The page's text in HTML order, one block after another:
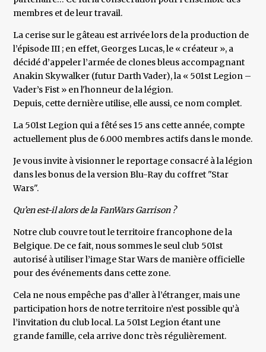
membres et de leur travail.
La cerise sur le gâteau est arrivée lors de la production de
l’épisode III ; en effet, Georges Lucas, le « créateur », a
décidé d’appeler l’armée de clones bleus accompagnant
Anakin Skywalker (futur Darth Vader), la « 501st Legion –
Vader’s Fist » en l'honneur de la légion.
Depuis, cette dernière utilise, elle aussi, ce nom complet.
La 501st Legion qui a fêté ses 15 ans cette année, compte
actuellement plus de 6.000 membres actifs dans le monde.
Je vous invite à visionner le reportage consacré à la légion
dans les bonus de la version Blu-Ray du coffret "Star
Wars".
Qu’en est-il alors de la FanWars Garrison ?
Notre club couvre tout le territoire francophone de la
Belgique. De ce fait, nous sommes le seul club 501st
autorisé à utiliser l’image Star Wars de manière officielle
pour des événements dans cette zone.
Cela ne nous empêche pas d’aller à l’étranger, mais une
participation hors de notre territoire n’est possible qu’à
l’invitation du club local. La 501st Legion étant une
grande famille, cela arrive donc très régulièrement.